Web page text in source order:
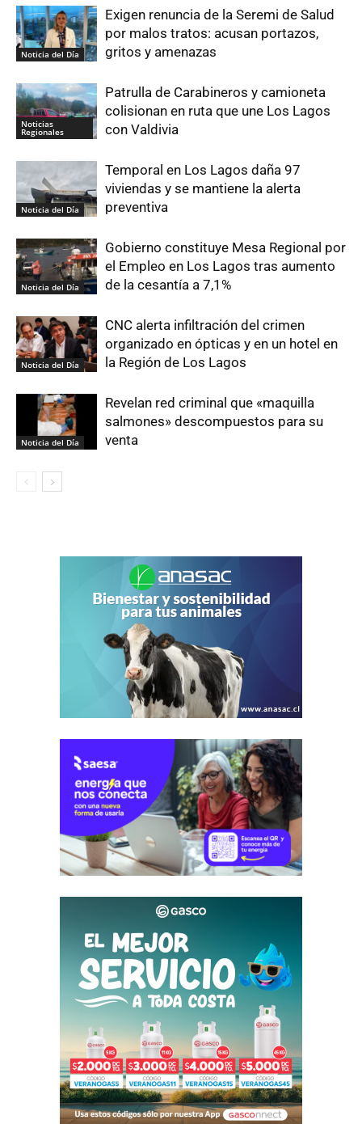
Noticia del Día
Exigen renuncia de la Seremi de Salud
por malos tratos: acusan portazos,
gritos y amenazas
Noticias
Regionales
Patrulla de Carabineros y camioneta
colisionan en ruta que une Los Lagos
con Valdivia
Noticia del Día
Temporal en Los Lagos daña 97
viviendas y se mantiene la alerta
preventiva
Noticia del Día
Gobierno constituye Mesa Regional por
el Empleo en Los Lagos tras aumento
de la cesantía a 7,1%
Noticia del Día
CNC alerta infiltración del crimen
organizado en ópticas y en un hotel en
la Región de Los Lagos
Noticia del Día
Revelan red criminal que «maquilla
salmones» descompuestos para su
venta